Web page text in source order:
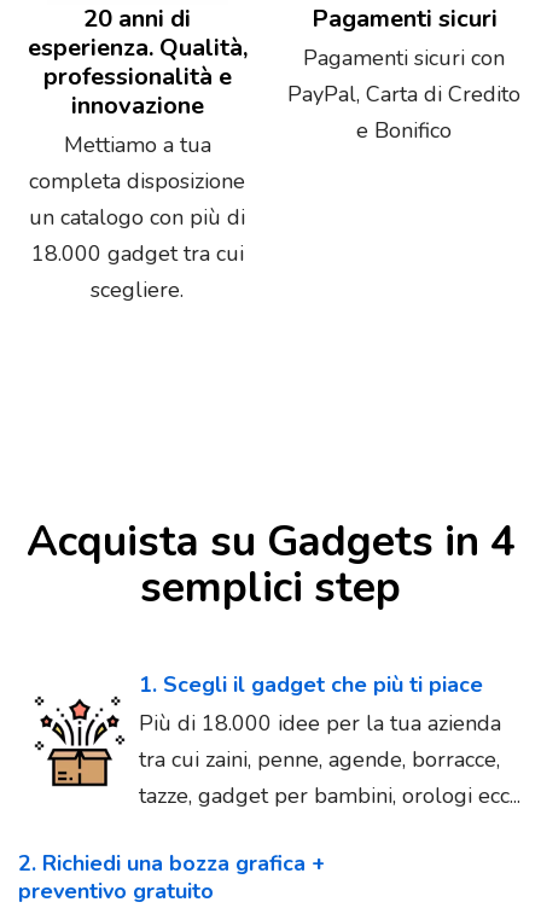
20 anni di
esperienza. Qualità,
professionalità e
innovazione
Mettiamo a tua
completa disposizione
un catalogo con più di
18.000 gadget tra cui
scegliere.
Pagamenti sicuri
Pagamenti sicuri con
PayPal, Carta di Credito
e Bonifico
Acquista su Gadgets in 4
semplici step
1. Scegli il gadget che più ti piace
Più di 18.000 idee per la tua azienda
tra cui zaini, penne, agende, borracce,
tazze, gadget per bambini, orologi ecc...
2. Richiedi una bozza grafica +
preventivo gratuito